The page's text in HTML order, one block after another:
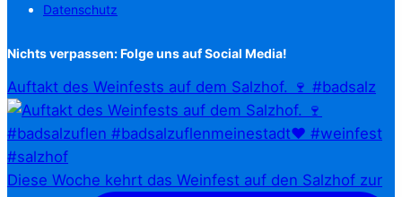
Datenschutz
Nichts verpassen: Folge uns auf Social Media!
Auftakt des Weinfests auf dem Salzhof. 🍷 #badsalz
Diese Woche kehrt das Weinfest auf den Salzhof zur